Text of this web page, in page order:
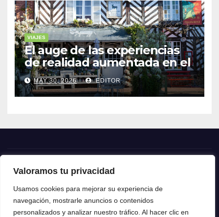
Valoramos tu privacidad
Usamos cookies para mejorar su experiencia de
navegación, mostrarle anuncios o contenidos
personalizados y analizar nuestro tráfico. Al hacer clic en
VIAJES
El auge de las experiencias
de realidad aumentada en el
turismo
MAY 30, 2026 EDITOR
Crónica24
Crónica 24